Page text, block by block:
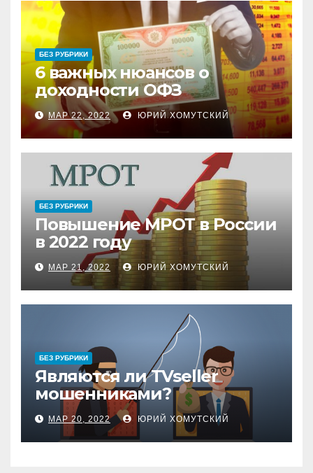
БЕЗ РУБРИКИ
6 важных нюансов о
доходности ОФЗ
МАР 22, 2022 ЮРИЙ ХОМУТСКИЙ
БЕЗ РУБРИКИ
Повышение МРОТ в России
в 2022 году
МАР 21, 2022 ЮРИЙ ХОМУТСКИЙ
БЕЗ РУБРИКИ
Являются ли TVseller
мошенниками?
МАР 20, 2022 ЮРИЙ ХОМУТСКИЙ